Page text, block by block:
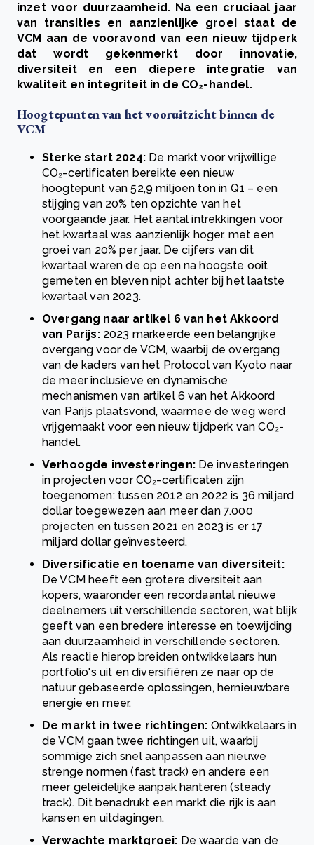
inzet voor duurzaamheid. Na een cruciaal jaar
van transities en aanzienlijke groei staat de
VCM aan de vooravond van een nieuw tijdperk
dat wordt gekenmerkt door innovatie,
diversiteit en een diepere integratie van
kwaliteit en integriteit in de CO₂-handel.
Hoogtepunten van het vooruitzicht binnen de
VCM
Sterke start 2024: De markt voor vrijwillige
CO₂-certificaten bereikte een nieuw
hoogtepunt van 52,9 miljoen ton in Q1 – een
stijging van 20% ten opzichte van het
voorgaande jaar. Het aantal intrekkingen voor
het kwartaal was aanzienlijk hoger, met een
groei van 20% per jaar. De cijfers van dit
kwartaal waren de op een na hoogste ooit
gemeten en bleven nipt achter bij het laatste
kwartaal van 2023.
Overgang naar artikel 6 van het Akkoord
van Parijs:2023 markeerde een belangrijke
overgang voor de VCM, waarbij de overgang
van de kaders van het Protocol van Kyoto naar
de meer inclusieve en dynamische
mechanismen van artikel 6 van het Akkoord
van Parijs plaatsvond, waarmee de weg werd
vrijgemaakt voor een nieuw tijdperk van CO₂-
handel.
Verhoogde investeringen:De investeringen
in projecten voor CO₂-certificaten zijn
toegenomen: tussen 2012 en 2022 is 36 miljard
dollar toegewezen aan meer dan 7.000
projecten en tussen 2021 en 2023 is er 17
miljard dollar geïnvesteerd.
Diversificatie en toename van diversiteit:
De VCM heeft een grotere diversiteit aan
kopers, waaronder een recordaantal nieuwe
deelnemers uit verschillende sectoren, wat blijk
geeft van een bredere interesse en toewijding
aan duurzaamheid in verschillende sectoren.
Als reactie hierop breiden ontwikkelaars hun
portfolio's uit en diversifiëren ze naar op de
natuur gebaseerde oplossingen, hernieuwbare
energie en meer.
De markt in twee richtingen: Ontwikkelaars in
de VCM gaan twee richtingen uit, waarbij
sommige zich snel aanpassen aan nieuwe
strenge normen (fast track) en andere een
meer geleidelijke aanpak hanteren (steady
track). Dit benadrukt een markt die rijk is aan
kansen en uitdagingen.
Verwachte marktgroei: De waarde van de